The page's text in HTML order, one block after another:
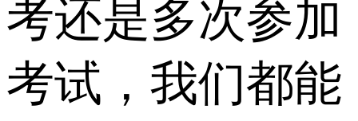
考还是多次参加
考试，我们都能